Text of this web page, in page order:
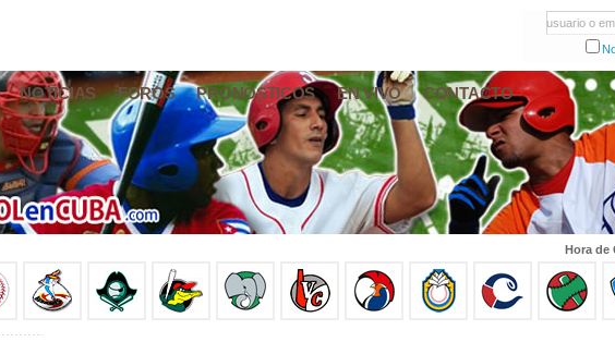
usuario o
NOTICIAS FOROS PRONÓSTICOS EN VIVO CONTACTO
Hora de